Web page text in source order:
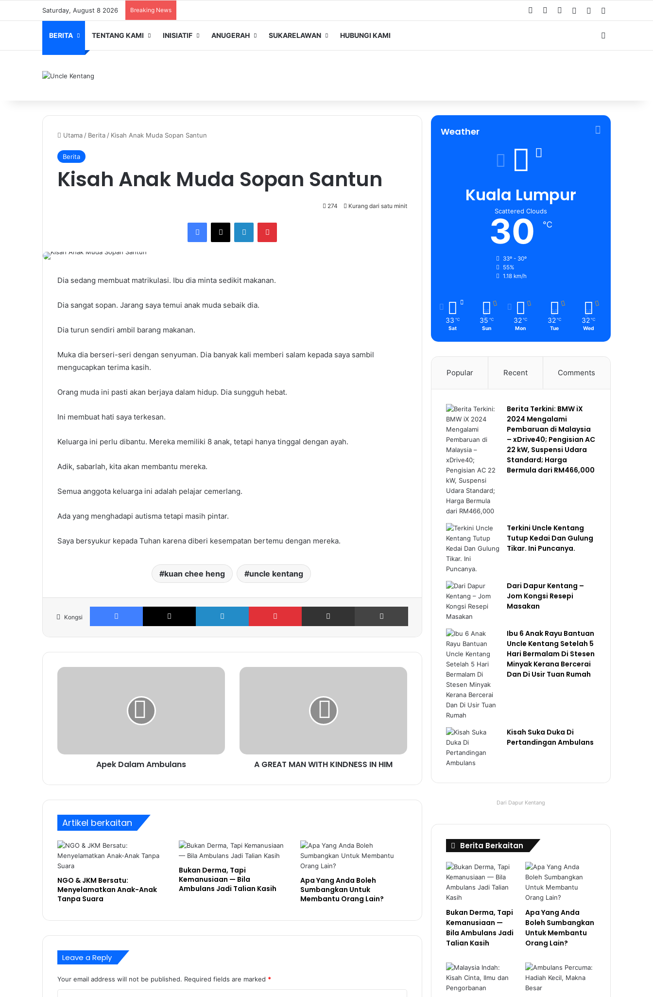
Saturday, August 8 2026 Breaking News FacebookYouTube
TikTokLog InRandom Article
BERITA TENTANG KAMI INISIATIF ANUGERAH SUKARELAWAN HUBUNGI KAMI
Utama / Berita / Kisah Anak Muda Sopan Santun
Berita
Kisah Anak Muda Sopan Santun
274 Kurang dari satu minit
Facebook
X LinkedInPinterest
Dia sedang membuat matrikulasi. Ibu dia minta sedikit makanan.
Dia sangat sopan. Jarang saya temui anak muda sebaik dia.
Dia turun sendiri ambil barang makanan.
Muka dia berseri-seri dengan senyuman. Dia banyak kali memberi salam kepada saya sambil
mengucapkan terima kasih.
Orang muda ini pasti akan berjaya dalam hidup. Dia sungguh hebat.
Ini membuat hati saya terkesan.
Keluarga ini perlu dibantu. Mereka memiliki 8 anak, tetapi hanya tinggal dengan ayah.
Adik, sabarlah, kita akan membantu mereka.
Semua anggota keluarga ini adalah pelajar cemerlang.
Ada yang menghadapi autisma tetapi masih pintar.
Saya bersyukur kepada Tuhan karena diberi kesempatan bertemu dengan mereka.
kuan chee heng uncle kentang
Kongsi
Facebook X LinkedIn Pinterest Share via Email Cetak
Apek Dalam Ambulans A GREAT MAN WITH KINDNESS IN HIM
Artikel berkaitan
NGO & JKM Bersatu:
Menyelamatkan Anak-Anak
Tanpa Suara
Bukan Derma, Tapi
Kemanusiaan — Bila
Ambulans Jadi Talian Kasih
Apa Yang Anda Boleh
Sumbangkan Untuk
Membantu Orang Lain?
Leave a Reply
Your email address will not be published. Required fields are marked *
Weather
Kuala Lumpur
Scattered Clouds
30 ℃
33º - 30º
55%
1.18 km/h
33 ℃
Sat
35 ℃
Sun
32 ℃
Mon
32 ℃
Tue
32 ℃
Wed
Popular Recent Comments
Berita Terkini: BMW iX
2024 Mengalami
Pembaruan di Malaysia
– xDrive40; Pengisian AC
22 kW, Suspensi Udara
Standard; Harga
Bermula dari RM466,000
Terkini Uncle Kentang
Tutup Kedai Dan Gulung
Tikar. Ini Puncanya.
Dari Dapur Kentang –
Jom Kongsi Resepi
Masakan
Ibu 6 Anak Rayu Bantuan
Uncle Kentang Setelah 5
Hari Bermalam Di Stesen
Minyak Kerana Bercerai
Dan Di Usir Tuan Rumah
Kisah Suka Duka Di
Pertandingan Ambulans
Dari Dapur Kentang
Berita Berkaitan
Bukan Derma, Tapi
Kemanusiaan —
Bila Ambulans Jadi
Talian Kasih
Apa Yang Anda
Boleh Sumbangkan
Untuk Membantu
Orang Lain?